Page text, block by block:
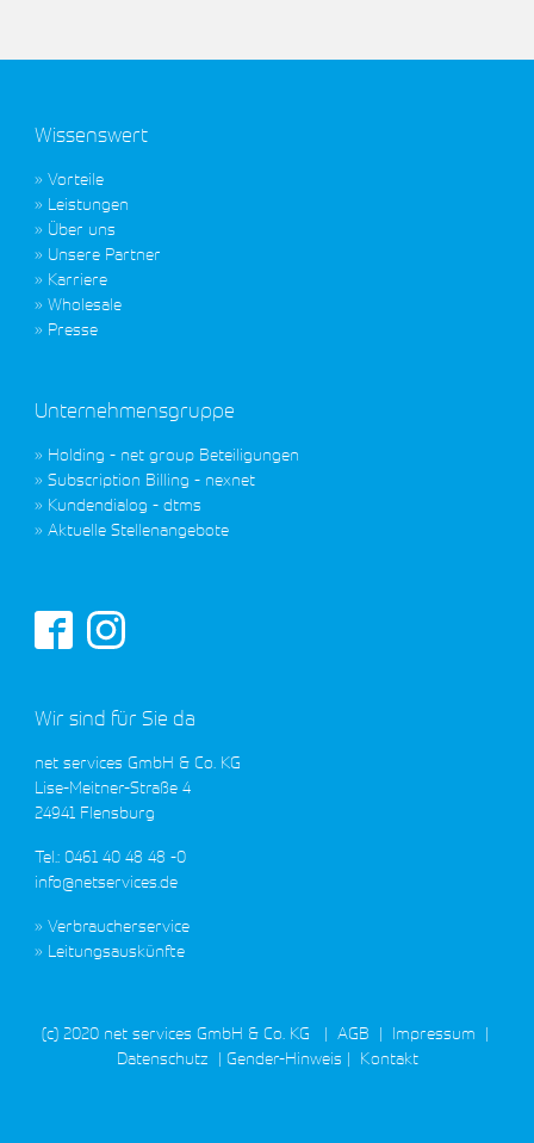
Wissenswert
Vorteile
Leistungen
Über uns
Unsere Partner
Karriere
Wholesale
Presse
Unternehmensgruppe
Holding - net group Beteiligungen
Subscription Billing - nexnet
Kundendialog - dtms
Aktuelle Stellenangebote
Wir sind für Sie da
net services GmbH & Co. KG
Lise-Meitner-Straße 4
24941 Flensburg
Tel.: 0461 40 48 48 -0
info@netservices.de
Verbraucherservice
Leitungsauskünfte
(c) 2020 net services GmbH & Co. KG | AGB | Impressum |
Datenschutz | Gender-Hinweis | Kontakt